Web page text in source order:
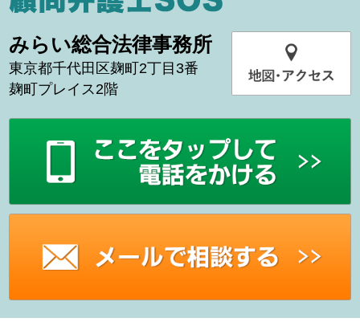
みらい総合法律事務所
東京都千代田区麹町2丁目3番
麹町プレイス2階